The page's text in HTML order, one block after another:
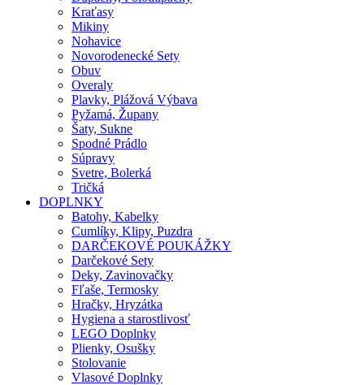
Kraťasy
Mikiny
Nohavice
Novorodenecké Sety
Obuv
Overaly
Plavky, Plážová Výbava
Pyžamá, Župany
Šaty, Sukne
Spodné Prádlo
Súpravy
Svetre, Bolerká
Tričká
DOPLNKY
Batohy, Kabelky
Cumlíky, Klipy, Puzdra
DARČEKOVÉ POUKÁŽKY
Darčekové Sety
Deky, Zavinovačky
Fľaše, Termosky
Hračky, Hryzátka
Hygiena a starostlivosť
LEGO Doplnky
Plienky, Osušky
Stolovanie
Vlasové Doplnky